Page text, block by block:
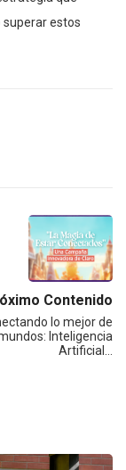
superar estos
Contenido
lo mejor de
Inteligencia
Artificial…